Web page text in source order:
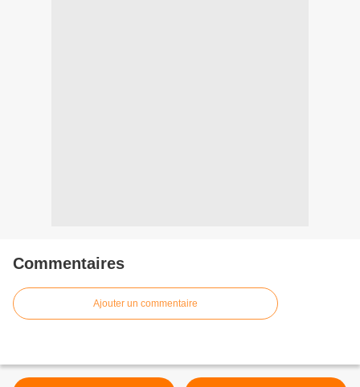
Commentaires
Ajouter un commentaire